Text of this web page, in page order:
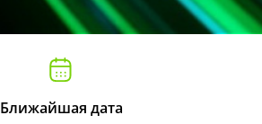
Ближайшая дата